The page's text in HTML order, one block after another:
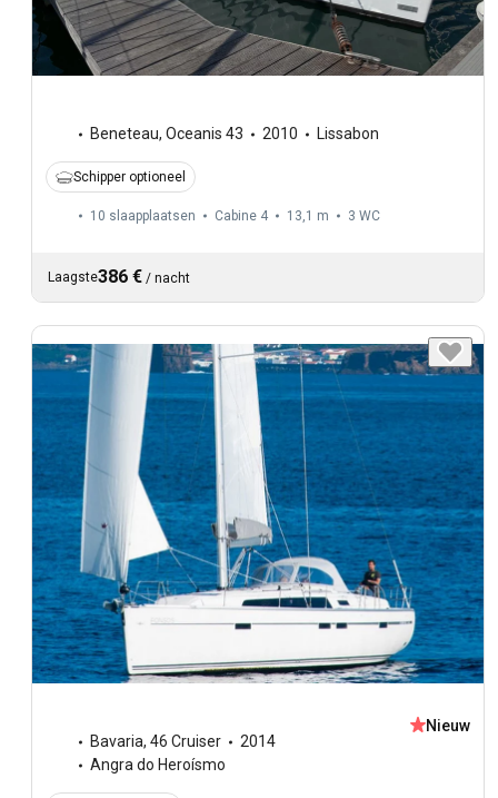
Beneteau, Oceanis 43 2010 Lissabon
Schipper optioneel
10 slaapplaatsen Cabine 4 13,1 m 3 WC
Laagste386 € / nacht
Bavaria, 46 Cruiser
2014
Angra do Heroísmo
Nieuw